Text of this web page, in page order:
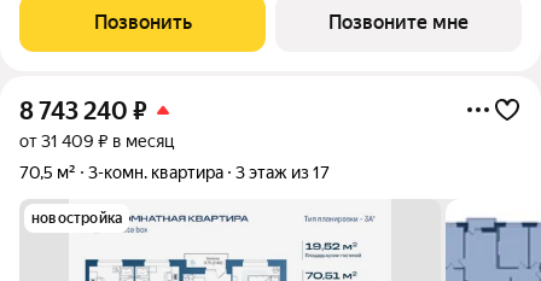
электропроводка с розетками и выключателями. Проведены
системы холодного и горячего
Позвонить Позвоните мне
8 743 240 ₽
от 31 409 ₽ в месяц
70,5 м²
3-комн. квартира 3 этаж из 17
новостройка